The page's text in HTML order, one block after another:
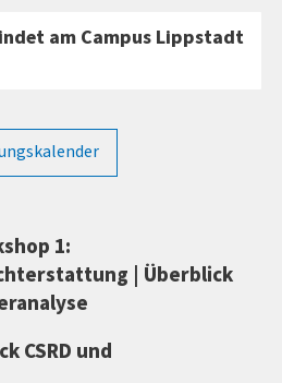
am Campus Lippstadt
1:
| Überblick
CSRD und